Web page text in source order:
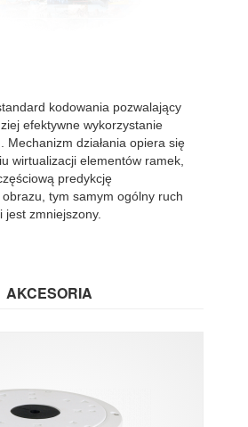
kodowania pozwalający
efektywne wykorzystanie
Mechanizm działania opiera się
wirtualizacji elementów ramek,
predykcję
tym samym ogólny ruch
jest zmniejszony.
AKCESORIA